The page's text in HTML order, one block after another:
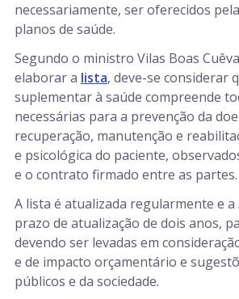
necessariamente, ser oferecidos
planos de saúde.
Segundo o ministro Vilas Boas
elaborar a lista, deve-se considerar
suplementar à saúde compreende
necessárias para a prevenção da
recuperação, manutenção e
e psicológica do paciente,
e o contrato firmado entre as partes.
A lista é atualizada regularmente e a
prazo de atualização de dois anos,
devendo ser levadas em
e de impacto orçamentário e
públicos e da sociedade.